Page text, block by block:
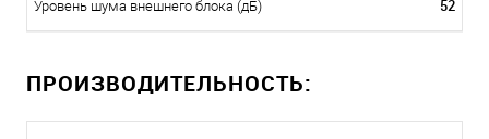
Уровень шума внешнего блока (дБ) 52
ПРОИЗВОДИТЕЛЬНОСТЬ: